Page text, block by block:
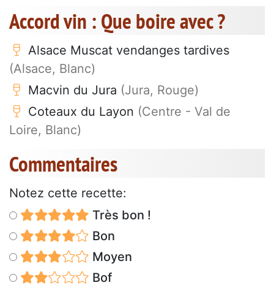
Accord vin : Que boire avec ?
Alsace Muscat vendanges tardives
(Alsace, Blanc)
Macvin du Jura (Jura, Rouge)
Coteaux du Layon (Centre - Val de
Loire, Blanc)
Commentaires
Notez cette recette:
Très bon !
Bon
Moyen
Bof